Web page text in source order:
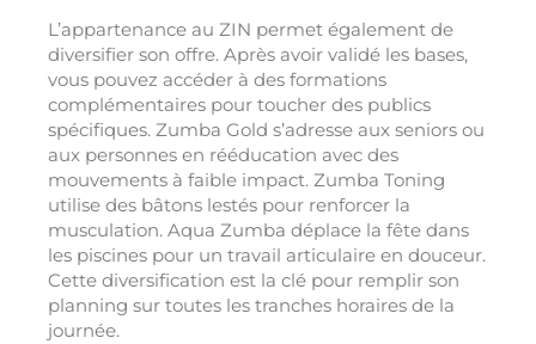
L’appartenance au ZIN permet également de
diversifier son offre. Après avoir validé les bases,
vous pouvez accéder à des formations
complémentaires pour toucher des publics
spécifiques. Zumba Gold s’adresse aux seniors ou
aux personnes en rééducation avec des
mouvements à faible impact. Zumba Toning
utilise des bâtons lestés pour renforcer la
musculation. Aqua Zumba déplace la fête dans
les piscines pour un travail articulaire en douceur.
Cette diversification est la clé pour remplir son
planning sur toutes les tranches horaires de la
journée.